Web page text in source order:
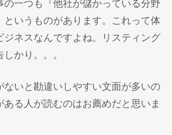
の一つも『他社が儲かっている分野
というものがあります。これって体
ジネスなんですよね。リスティング
かり。。。
ないと勘違いしやすい文面が多いの
る人が読むのはお薦めだと思いま